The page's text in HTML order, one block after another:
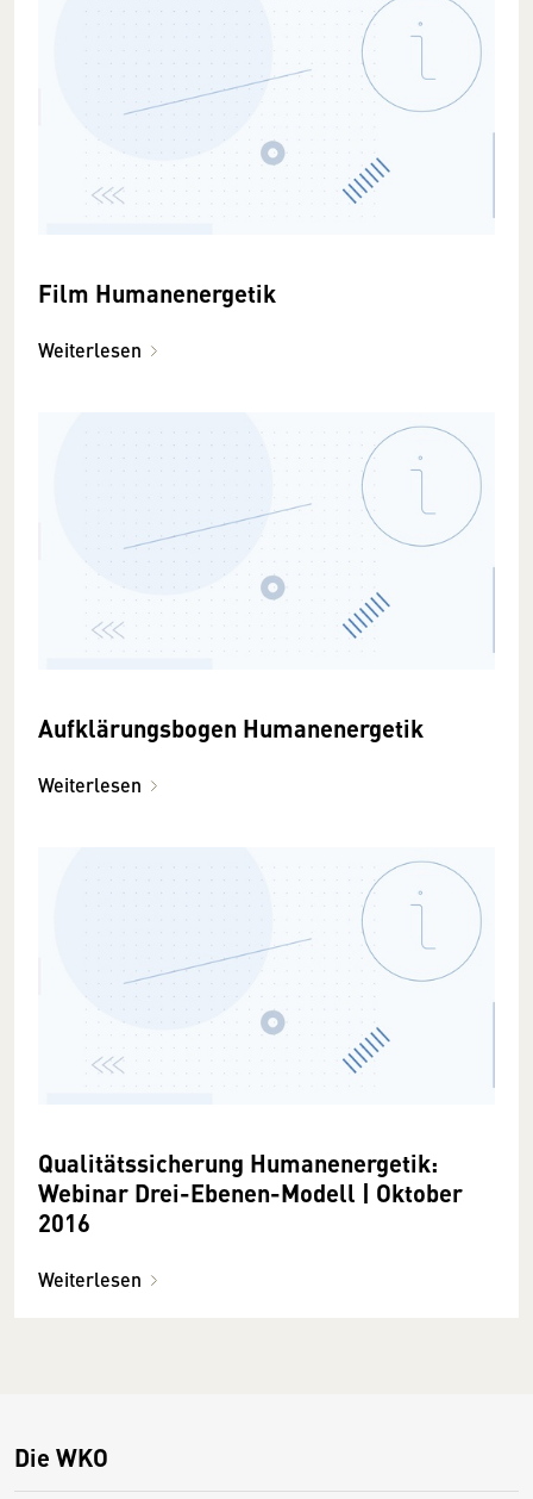
Film Humanenergetik
Weiterlesen
Aufklärungsbogen Humanenergetik
Weiterlesen
Qualitätssicherung Humanenergetik:
Webinar Drei-Ebenen-Modell | Oktober
2016
Weiterlesen
Die WKO